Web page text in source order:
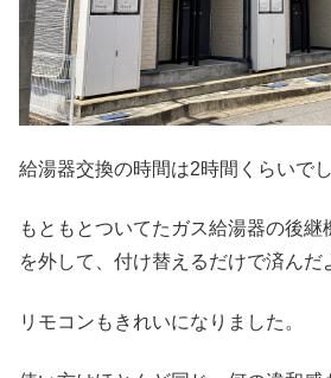
給湯器交換の時間は2時間くらいでし
もともとついてたガス給湯器の後継
を外して、付け替えるだけで済んだ
リモコンもきれいになりました。